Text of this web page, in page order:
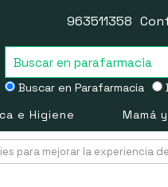
Buscar en Parafarmacia
963511358
e Higiene Mamá
para mejorar la experiencia